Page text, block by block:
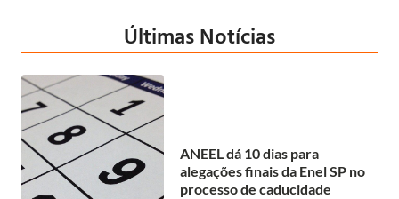
Últimas Notícias
ANEEL dá 10 dias para
alegações finais da Enel SP no
processo de caducidade